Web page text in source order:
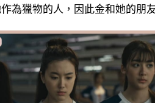
為獵物的人，因此金和她的朋